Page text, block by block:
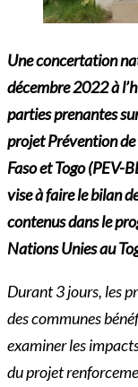
Une concertation
décembre 2022 à
parties prenantes
projet Prévention
Faso et Togo (PEV-
vise à faire le bilan
contenus dans le
Nations Unies au
Durant 3 jours, les
des communes
examiner les
du projet